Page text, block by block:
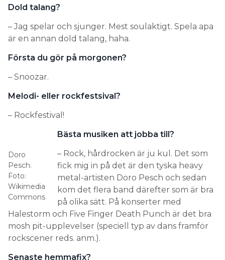
Dold talang?
– Jag spelar och sjunger. Mest soulaktigt. Spela apa
är en annan dold talang, haha.
Första du gör på morgonen?
– Snoozar.
Melodi- eller rockfestsival?
– Rockfestival!
Doro
Pesch.
Foto:
Wikimedia
Commons
Bästa musiken att jobba till?
– Rock, hårdrocken är ju kul. Det som
fick mig in på det är den tyska heavy
metal-artisten Doro Pesch och sedan
kom det flera band därefter som är bra
på olika sätt. På konserter med
Halestorm och Five Finger Death Punch är det bra
mosh pit-upplevelser (speciell typ av dans framför
rockscener reds. anm.).
Senaste hemmafix?